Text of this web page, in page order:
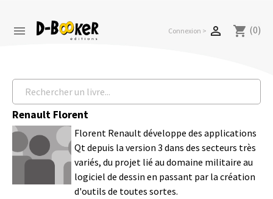
 Connexion >  shopping_cart (0)
Renault Florent
Florent Renault développe des applications
Qt depuis la version 3 dans des secteurs très
variés, du projet lié au domaine militaire au
logiciel de dessin en passant par la création
d'outils de toutes sortes.